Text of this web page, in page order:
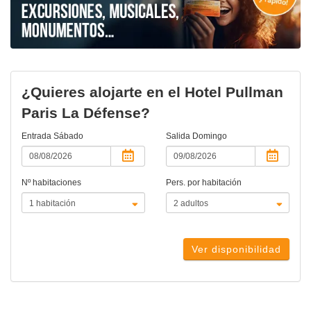
¿Quieres alojarte en el Hotel Pullman
Paris La Défense?
Entrada Sábado Salida Domingo
Nº habitaciones Pers. por habitación
Ver disponibilidad